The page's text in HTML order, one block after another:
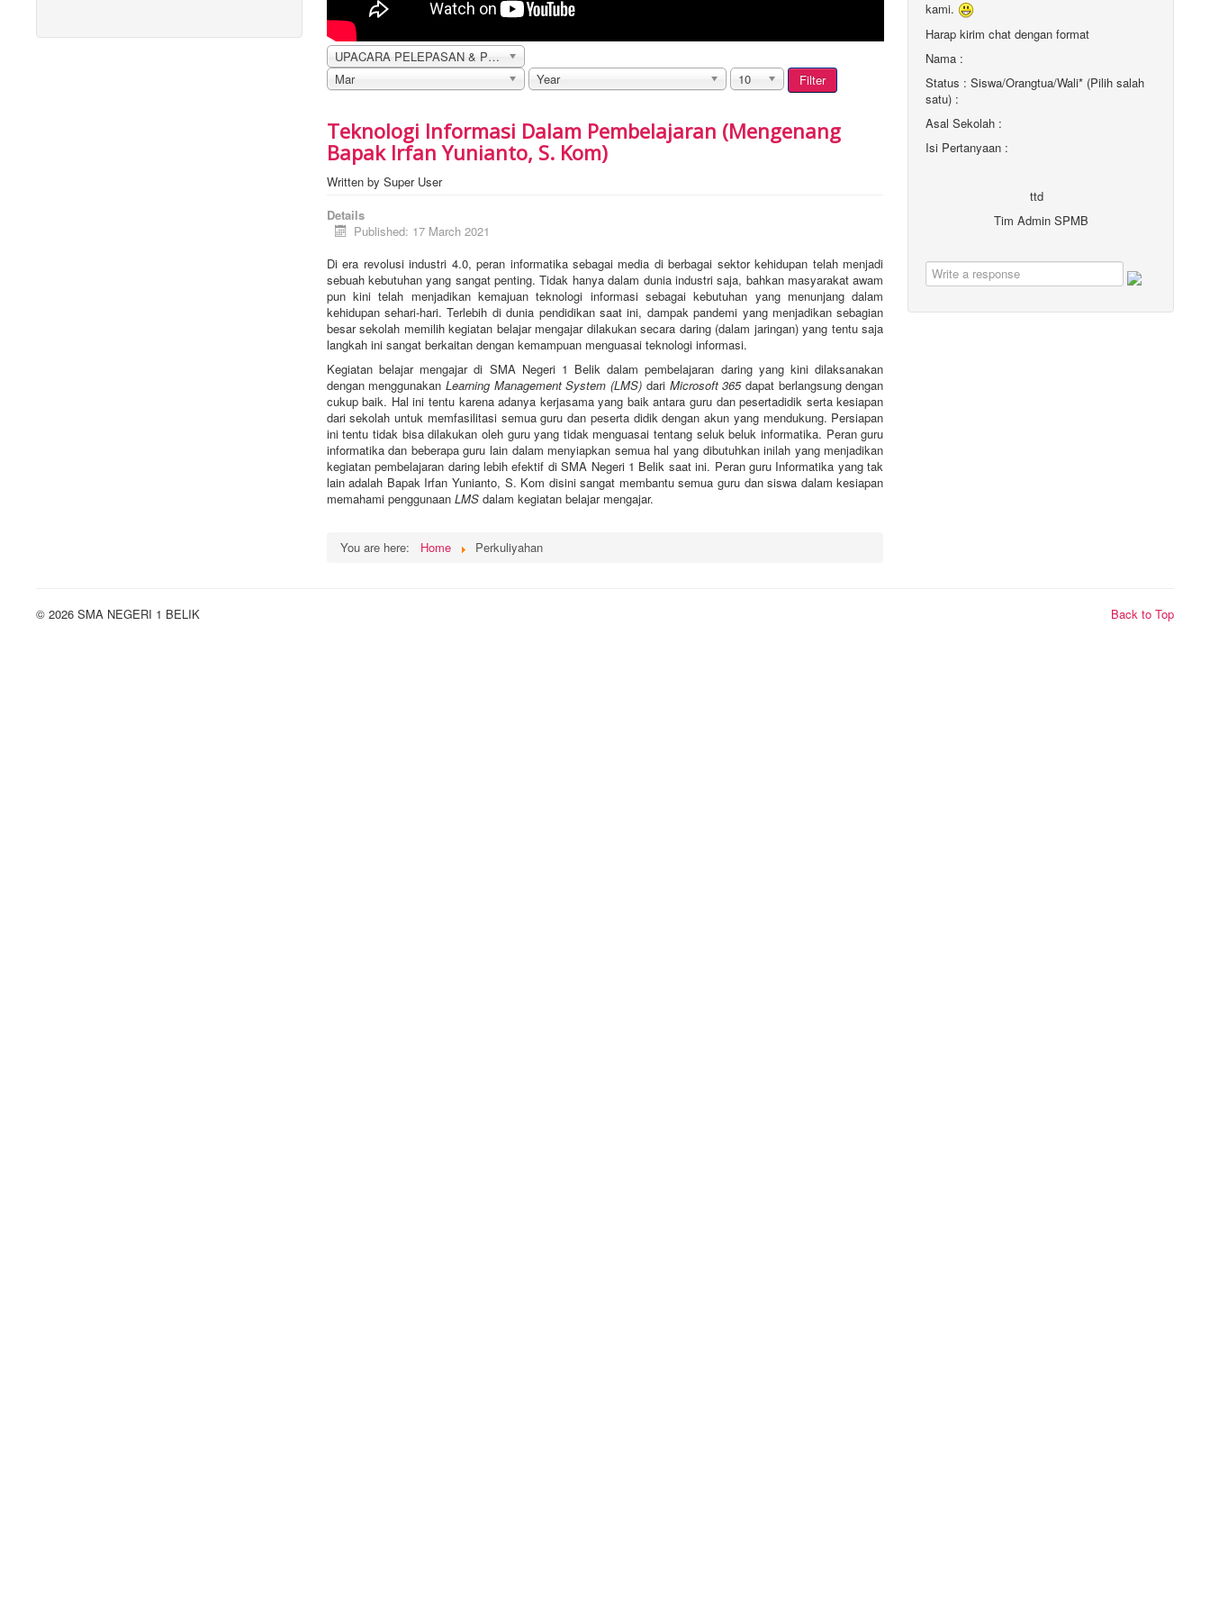
UPACARA PELEPASAN & PENYERAHAN DOKUMEN KELULUSAN SISWA KELAS XII
Mar
Year 10 Filter
Teknologi Informasi Dalam Pembelajaran (Mengenang
Bapak Irfan Yunianto, S. Kom)
Written by Super User
Details
Published: 17 March 2021
Di era revolusi industri 4.0, peran informatika sebagai media di berbagai sektor kehidupan telah menjadi
sebuah kebutuhan yang sangat penting. Tidak hanya dalam dunia industri saja, bahkan masyarakat awam
pun kini telah menjadikan kemajuan teknologi informasi sebagai kebutuhan yang menunjang dalam
kehidupan sehari-hari. Terlebih di dunia pendidikan saat ini, dampak pandemi yang menjadikan sebagian
besar sekolah memilih kegiatan belajar mengajar dilakukan secara daring (dalam jaringan) yang tentu saja
langkah ini sangat berkaitan dengan kemampuan menguasai teknologi informasi.
Kegiatan belajar mengajar di SMA Negeri 1 Belik dalam pembelajaran daring yang kini dilaksanakan
dengan menggunakanLearning Management System (LMS) dari Microsoft 365 dapat berlangsung dengan
cukup baik. Hal ini tentu karena adanya kerjasama yang baik antara guru dan pesertadidik serta kesiapan
dari sekolah untuk memfasilitasi semua guru dan peserta didik dengan akun yang mendukung. Persiapan
ini tentu tidak bisa dilakukan oleh guru yang tidak menguasai tentang seluk beluk informatika. Peran guru
informatika dan beberapa guru lain dalam menyiapkan semua hal yang dibutuhkan inilah yang menjadikan
kegiatan pembelajaran daring lebih efektif di SMA Negeri 1 Belik saat ini. Peran guru Informatika yang tak
lain adalah Bapak Irfan Yunianto, S. Kom disini sangat membantu semua guru dan siswa dalam kesiapan
memahami penggunaan LMS dalam kegiatan belajar mengajar.
You are here: Home Perkuliyahan
kami.
Harap kirim chat dengan format
Nama :
Status : Siswa/Orangtua/Wali* (Pilih salah
satu) :
Asal Sekolah :
Isi Pertanyaan :
ttd
Tim Admin SPMB
Back to Top
© 2026 SMA NEGERI 1 BELIK